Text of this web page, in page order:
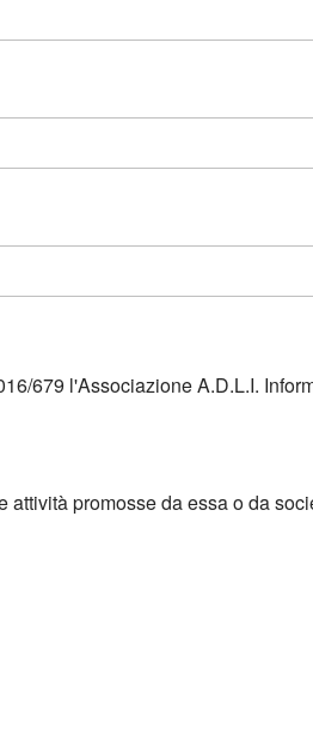
679 l'Associazione A.D.L.I.
promosse da essa o da